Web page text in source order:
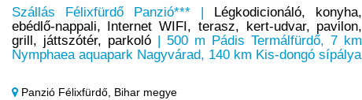
Szállás Félixfürdő Panzió*** |
Légkodicionáló, konyha,
ebédlő-nappali, Internet WIFI, terasz, kert-udvar, pavilon,
grill, játtszótér, parkoló| 500 m Pádis Termálfürdő, 7 km
Nymphaea aquapark Nagyvárad, 140 km Kis-dongó sípálya
Panzió Félixfürdő, Bihar megye